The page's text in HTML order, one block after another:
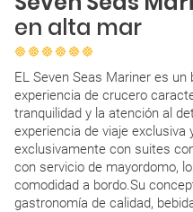
en alta mar
EL Seven Seas Mariner es
experiencia de crucero
tranquilidad y la atención al
experiencia de viaje exclusiva
exclusivamente con suites
con servicio de mayordomo,
comodidad a bordo.Su
gastronomía de calidad,